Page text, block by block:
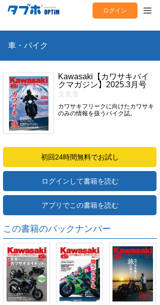
ログイン
車・バイク
Kawasaki【カワサキバイ
クマガジン】2025.3月号
文友舎
カワサキフリークに向けたカワサキ
のみの情報を扱うバイク誌。
初回24時間無料でお試し
ログインして書籍を読む
アプリでこの書籍を読む
この書籍のバックナンバー